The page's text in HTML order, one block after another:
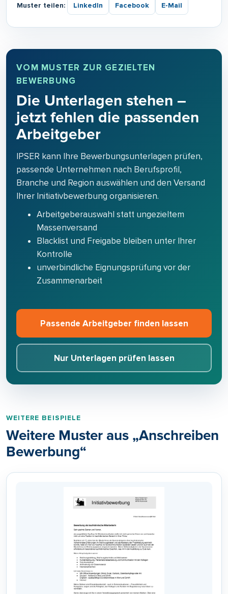
Muster teilen: LinkedIn Facebook E-Mail
VOM MUSTER ZUR GEZIELTEN
BEWERBUNG
Die Unterlagen stehen –
jetzt fehlen die passenden
Arbeitgeber
IPSER kann Ihre Bewerbungsunterlagen prüfen,
passende Unternehmen nach Berufsprofil,
Branche und Region auswählen und den Versand
Ihrer Initiativbewerbung organisieren.
Arbeitgeberauswahl statt ungezieltem
Massenversand
Blacklist und Freigabe bleiben unter Ihrer
Kontrolle
unverbindliche Eignungsprüfung vor der
Zusammenarbeit
Passende Arbeitgeber finden lassen
Nur Unterlagen prüfen lassen
WEITERE BEISPIELE
Weitere Muster aus „Anschreiben
Bewerbung“